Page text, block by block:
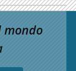
mondo